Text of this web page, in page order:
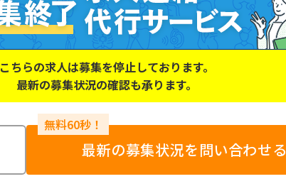
こちらの求人は募集を停止しております。
最新の募集状況の確認も承ります。
最新の募集状況を問い合わせる